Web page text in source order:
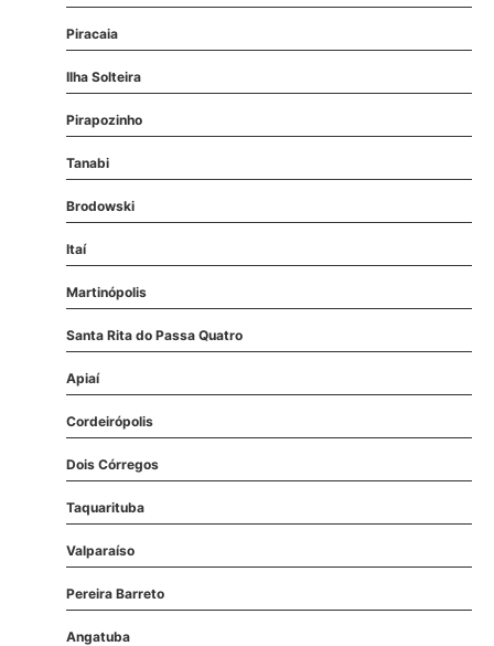
Piracaia
Ilha Solteira
Pirapozinho
Tanabi
Brodowski
Itaí
Martinópolis
Santa Rita do Passa Quatro
Apiaí
Cordeirópolis
Dois Córregos
Taquarituba
Valparaíso
Pereira Barreto
Angatuba